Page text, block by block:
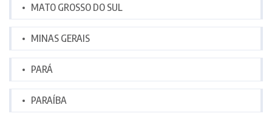
MATO GROSSO DO SUL
MINAS GERAIS
PARÁ
PARAÍBA